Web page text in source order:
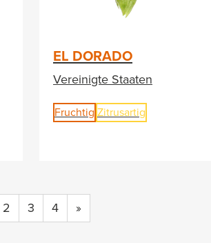
EL DORADO
Vereinigte Staaten
Fruchtig Zitrusartig
2 3 4 »